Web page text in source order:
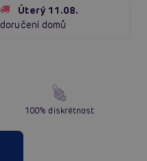
Úterý 11.08.
doručení domů
100% diskrétnost